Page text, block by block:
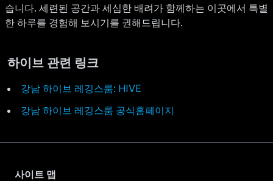
습니다. 세련된 공간과 세심한 배려가 함께하는 이곳에서 특별
한 하루를 경험해 보시기를 권해드립니다.
하이브 관련 링크
강남 하이브 레깅스룸: HIVE
강남 하이브 레깅스룸 공식홈페이지
사이트 맵